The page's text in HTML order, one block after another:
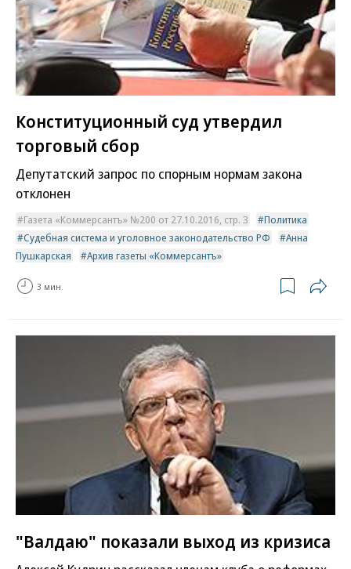
Конституционный суд утвердил
торговый сбор
Депутатский запрос по спорным нормам закона
отклонен
Газета «Коммерсантъ» №200 от 27.10.2016, стр. 3
Политика
Судебная система и уголовное законодательство РФ
Анна
Пушкарская
Архив газеты «Коммерсантъ»
3 мин.
"Валдаю" показали выход из кризиса